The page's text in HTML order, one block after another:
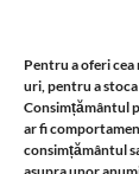
Pentru a oferi
uri, pentru a
Consimțământul
ar fi
consimțământul